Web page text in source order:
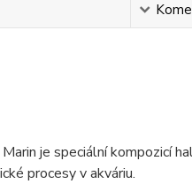
je speciální kompozicí
procesy v akváriu.